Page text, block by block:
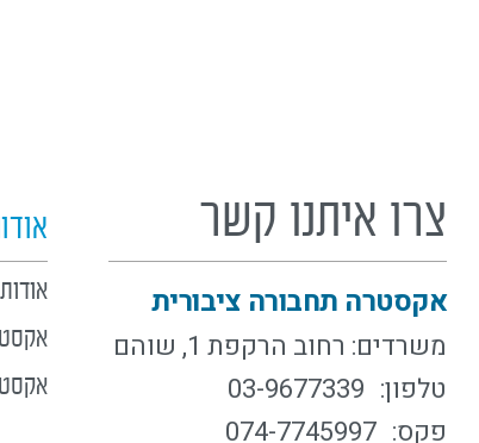
צרו איתנו קשר
אקסטרה תחבורה ציבורית
משרדים: רחוב הרקפת 1, שוהם
טלפון: 03-9677339
פקס: 074-7745997
אודות